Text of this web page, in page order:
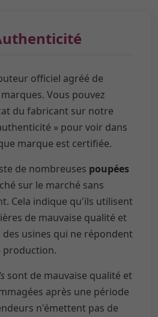
officiel agréé de
Vous pouvez
du fabricant sur notre
» pour voir dans
marque est certifiée.
de nombreuses poupées
sur le marché sans
Cela indique qu'ils utilisent
de mauvaise qualité et
usines qui ne répondent
production.
sont de mauvaise qualité et
après une période
n'émettent pas de